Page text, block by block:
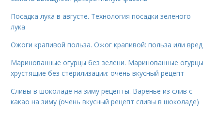
Посадка лука в августе. Технология посадки зеленого
лука
Ожоги крапивой польза. Ожог крапивой: польза или вред
Маринованные огурцы без зелени. Маринованные огурцы
хрустящие без стерилизации: очень вкусный рецепт
Сливы в шоколаде на зиму рецепты. Варенье из слив с
какао на зиму (очень вкусный рецепт сливы в шоколаде)